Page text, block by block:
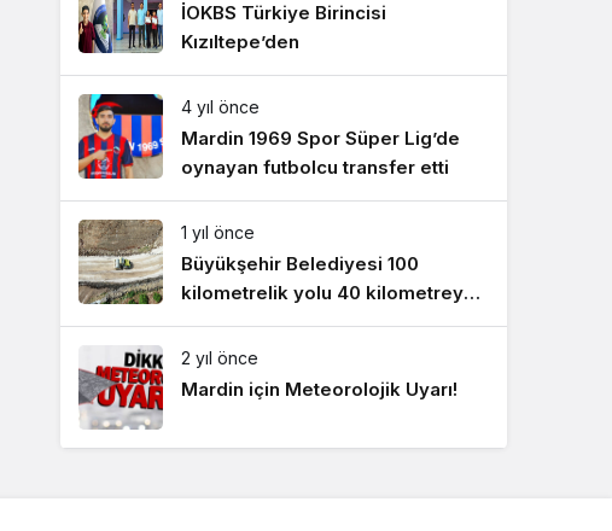
İOKBS Türkiye Birincisi
Kızıltepe’den
4 yıl önce
Mardin 1969 Spor Süper Lig’de
oynayan futbolcu transfer etti
1 yıl önce
Büyükşehir Belediyesi 100
kilometrelik yolu 40 kilometreye
düşürecek !
2 yıl önce
Mardin için Meteorolojik Uyarı!